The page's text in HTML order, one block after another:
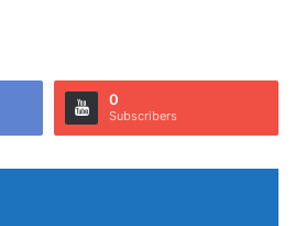
đây chỉ là một ý tưởng của giới
hiện có. Tuy nhiên, tính năng này
trong một sự kiện ở tương lai gần.
0
Subscribers